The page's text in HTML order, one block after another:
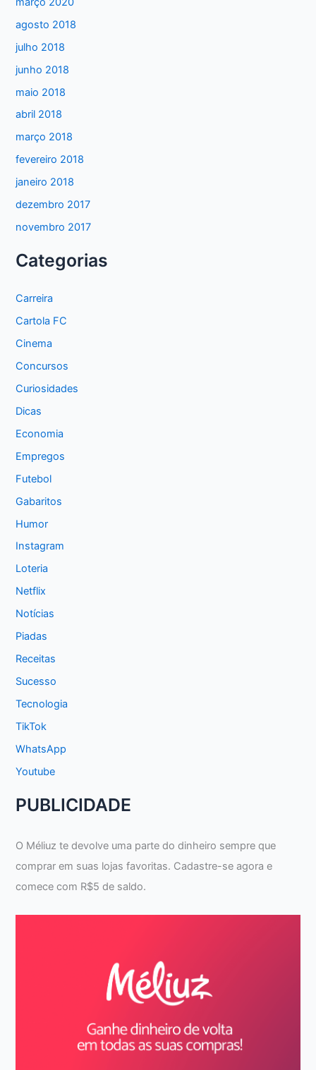
agosto 2018
julho 2018
junho 2018
maio 2018
abril 2018
março 2018
fevereiro 2018
janeiro 2018
dezembro 2017
novembro 2017
Categorias
Carreira
Cartola FC
Cinema
Concursos
Curiosidades
Dicas
Economia
Empregos
Futebol
Gabaritos
Humor
Instagram
Loteria
Netflix
Notícias
Piadas
Receitas
Sucesso
Tecnologia
TikTok
WhatsApp
Youtube
PUBLICIDADE
O Méliuz te devolve uma parte do dinheiro sempre que
comprar em suas lojas favoritas. Cadastre-se agora e
comece com R$5 de saldo.